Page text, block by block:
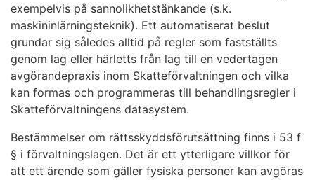
exempelvis på sannolikhetstänkande (s.k.
maskininlärningsteknik). Ett automatiserat beslut
grundar sig således alltid på regler som fastställts
genom lag eller härletts från lag till en vedertagen
avgörandepraxis inom Skatteförvaltningen och vilka
kan formas och programmeras till behandlingsregler i
Skatteförvaltningens datasystem.
Bestämmelser om rättsskyddsförutsättning finns i 53 f
§ i förvaltningslagen. Det är ett ytterligare villkor för
att ett ärende som gäller fysiska personer kan avgöras